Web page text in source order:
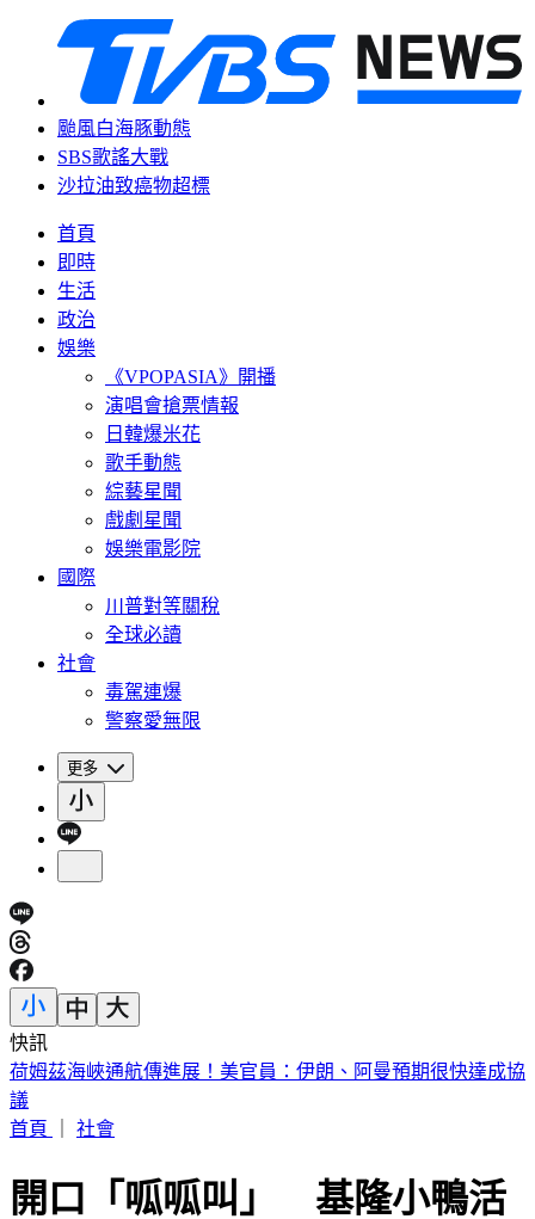
颱風白海豚動態
SBS歌謠大戰
沙拉油致癌物超標
首頁
即時
生活
政治
娛樂
《VPOPASIA》開播
演唱會搶票情報
日韓爆米花
歌手動態
綜藝星聞
戲劇星聞
娛樂電影院
國際
川普對等關稅
全球必讀
社會
毒駕連爆
警察愛無限
更多
快訊
荷姆茲海峽通航傳進展！美官員：伊朗、阿曼預期很快達成協
議
首頁
社會
開口「呱呱叫」 基隆小鴨活